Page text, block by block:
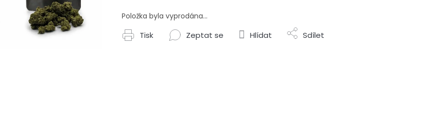
Položka byla vyprodána…
Tisk Zeptat se Hlídat Sdílet